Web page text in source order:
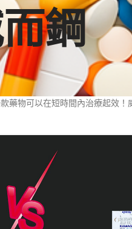
鋼
物可以在短時間內治療起效